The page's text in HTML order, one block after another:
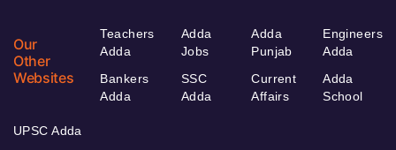
Our
Other
Websites
Teachers
Adda
Bankers
Adda
Adda
Jobs
SSC
Adda
Adda
Punjab
Current
Affairs
Engineers
Adda
Adda
School
UPSC Adda